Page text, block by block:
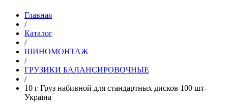
Главная
/
Каталог
/
ШИНОМОНТАЖ
/
ГРУЗИКИ БАЛАНСИРОВОЧНЫЕ
/
10 г Груз набивной для стандартных дисков 100 шт-
Україна